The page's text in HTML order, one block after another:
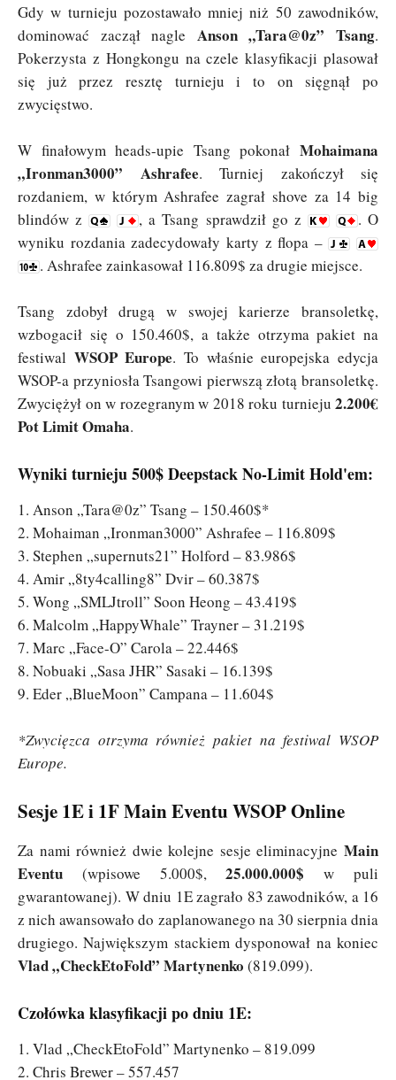
Gdy w turnieju pozostawało mniej niż 50 zawodników,
dominować zaczął nagle Anson „Tara@0z” Tsang.
Pokerzysta z Hongkongu na czele klasyfikacji plasował
się już przez resztę turnieju i to on sięgnął po
zwycięstwo.
W finałowym heads-upie Tsang pokonał Mohaimana
„Ironman3000” Ashrafee. Turniej zakończył się
rozdaniem, w którym Ashrafee zagrał shove za 14 big
blindów z
, a Tsang sprawdził go z
. O
wyniku rozdania zadecydowały karty z flopa –
. Ashrafee zainkasował 116.809$ za drugie miejsce.
Tsang zdobył drugą w swojej karierze bransoletkę,
wzbogacił się o 150.460$, a także otrzyma pakiet na
festiwal WSOP Europe. To właśnie europejska edycja
WSOP-a przyniosła Tsangowi pierwszą złotą bransoletkę.
Zwyciężył on w rozegranym w 2018 roku turnieju 2.200€
Pot Limit Omaha.
Wyniki turnieju 500$ Deepstack No-Limit Hold'em:
1. Anson „Tara@0z” Tsang – 150.460$*
2. Mohaiman „Ironman3000” Ashrafee – 116.809$
3. Stephen „supernuts21” Holford – 83.986$
4. Amir „8ty4calling8” Dvir – 60.387$
5. Wong „SMLJtroll” Soon Heong – 43.419$
6. Malcolm „HappyWhale” Trayner – 31.219$
7. Marc „Face-O” Carola – 22.446$
8. Nobuaki „Sasa JHR” Sasaki – 16.139$
9. Eder „BlueMoon” Campana – 11.604$
*Zwycięzca otrzyma również pakiet na festiwal WSOP
Europe.
Sesje 1E i 1F Main Eventu WSOP Online
Za nami również dwie kolejne sesje eliminacyjne Main
Eventu (wpisowe 5.000$,25.000.000$ w puli
gwarantowanej). W dniu 1E zagrało 83 zawodników, a 16
z nich awansowało do zaplanowanego na 30 sierpnia dnia
drugiego. Największym stackiem dysponował na koniec
Vlad „CheckEtoFold” Martynenko (819.099).
Czołówka klasyfikacji po dniu 1E:
1. Vlad „CheckEtoFold” Martynenko – 819.099
2. Chris Brewer – 557.457